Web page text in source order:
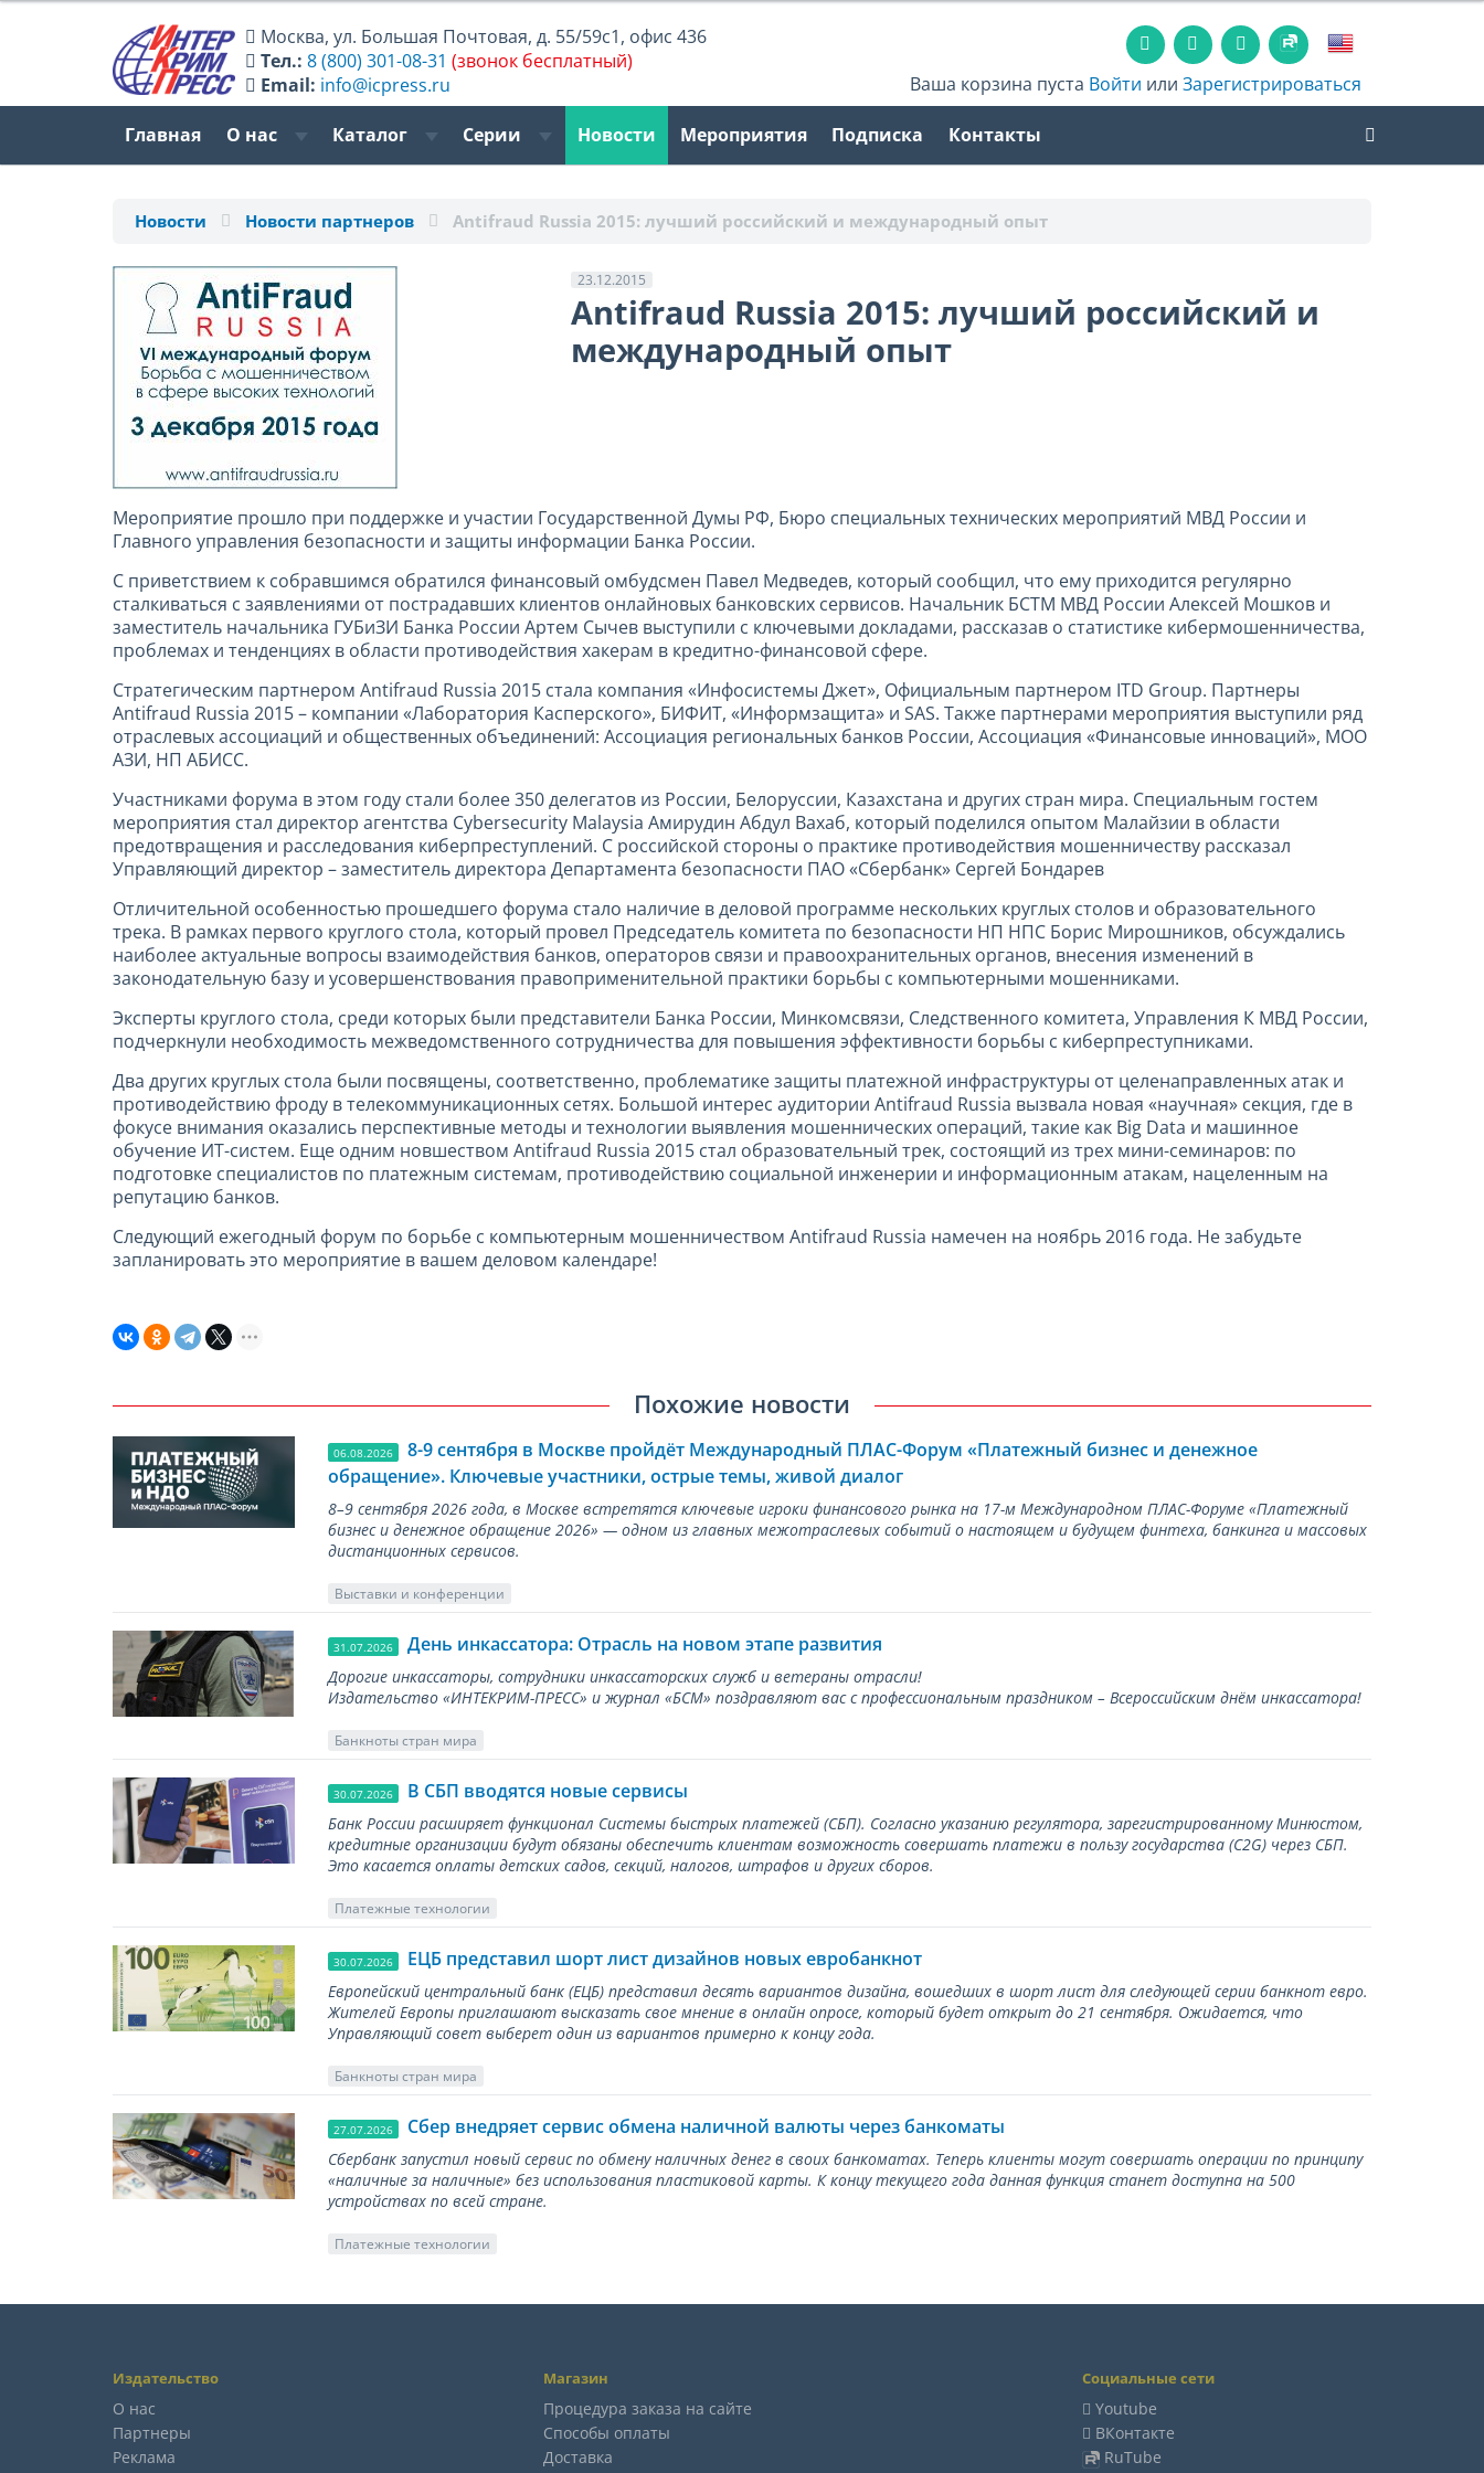
Москва,ул. Большая Почтовая, д. 55/59с1, офис 436
Тел.: 8 (800) 301-08-31 (звонок бесплатный)
Email: info@icpress.ru Ваша корзина пуста Войти илиЗарегистрироваться
Главная О нас Каталог Серии Новости Мероприятия Подписка Контакты
Новости Новости партнеров Antifraud Russia 2015: лучший российский и международный опыт
23.12.2015
Antifraud Russia 2015: лучший российский и
международный опыт
Мероприятие прошло при поддержке и участии Государственной Думы РФ, Бюро специальных технических мероприятий МВД России и
Главного управления безопасности и защиты информации Банка России.
С приветствием к собравшимся обратился финансовый омбудсмен Павел Медведев, который сообщил, что ему приходится регулярно
сталкиваться с заявлениями от пострадавших клиентов онлайновых банковских сервисов. Начальник БСТМ МВД России Алексей Мошков и
заместитель начальника ГУБиЗИ Банка России Артем Сычев выступили с ключевыми докладами, рассказав о статистике кибермошенничества,
проблемах и тенденциях в области противодействия хакерам в кредитно-финансовой сфере.
Стратегическим партнером Antifraud Russia 2015 стала компания «Инфосистемы Джет», Официальным партнером ITD Group. Партнеры
Antifraud Russia 2015 – компании «Лаборатория Касперского», БИФИТ, «Информзащита» и SAS. Также партнерами мероприятия выступили ряд
отраслевых ассоциаций и общественных объединений: Ассоциация региональных банков России, Ассоциация «Финансовые инноваций», МОО
АЗИ, НП АБИСС.
Участниками форума в этом году стали более 350 делегатов из России, Белоруссии, Казахстана и других стран мира. Специальным гостем
мероприятия стал директор агентства Cybersecurity Malaysia Амирудин Абдул Вахаб, который поделился опытом Малайзии в области
предотвращения и расследования киберпреступлений. С российской стороны о практике противодействия мошенничеству рассказал
Управляющий директор – заместитель директора Департамента безопасности ПАО «Сбербанк» Сергей Бондарев
Отличительной особенностью прошедшего форума стало наличие в деловой программе нескольких круглых столов и образовательного
трека. В рамках первого круглого стола, который провел Председатель комитета по безопасности НП НПС Борис Мирошников, обсуждались
наиболее актуальные вопросы взаимодействия банков, операторов связи и правоохранительных органов, внесения изменений в
законодательную базу и усовершенствования правоприменительной практики борьбы с компьютерными мошенниками.
Эксперты круглого стола, среди которых были представители Банка России, Минкомсвязи, Следственного комитета, Управления К МВД России,
подчеркнули необходимость межведомственного сотрудничества для повышения эффективности борьбы с киберпреступниками.
Два других круглых стола были посвящены, соответственно, проблематике защиты платежной инфраструктуры от целенаправленных атак и
противодействию фроду в телекоммуникационных сетях. Большой интерес аудитории Antifraud Russia вызвала новая «научная» секция, где в
фокусе внимания оказались перспективные методы и технологии выявления мошеннических операций, такие как Big Data и машинное
обучение ИТ-систем. Еще одним новшеством Antifraud Russia 2015 стал образовательный трек, состоящий из трех мини-семинаров: по
подготовке специалистов по платежным системам, противодействию социальной инженерии и информационным атакам, нацеленным на
репутацию банков.
Следующий ежегодный форум по борьбе с компьютерным мошенничеством Antifraud Russia намечен на ноябрь 2016 года. Не забудьте
запланировать это мероприятие в вашем деловом календаре!
Похожие новости
06.08.2026
8-9 сентября в Москве пройдёт Международный ПЛАС-Форум «Платежный бизнес и денежное
обращение». Ключевые участники, острые темы, живой диалог
8–9 сентября 2026 года, в Москве встретятся ключевые игроки финансового рынка на 17-м Международном ПЛАС-Форуме «Платежный
бизнес и денежное обращение 2026» — одном из главных межотраслевых событий о настоящем и будущем финтеха, банкинга и массовых
дистанционных сервисов.
Выставки и конференции
31.07.2026 День инкассатора: Отрасль на новом этапе развития
Дорогие инкассаторы, сотрудники инкассаторских служб и ветераны отрасли!
Издательство «ИНТЕКРИМ-ПРЕСС» и журнал «БСМ» поздравляют вас с профессиональным праздником – Всероссийским днём инкассатора!
Банкноты стран мира
30.07.2026 В СБП вводятся новые сервисы
Банк России расширяет функционал Системы быстрых платежей (СБП). Согласно указанию регулятора, зарегистрированному Минюстом,
кредитные организации будут обязаны обеспечить клиентам возможность совершать платежи в пользу государства (С2G) через СБП.
Это касается оплаты детских садов, секций, налогов, штрафов и других сборов.
Платежные технологии
30.07.2026 ЕЦБ представил шорт лист дизайнов новых евробанкнот
Европейский центральный банк (ЕЦБ) представил десять вариантов дизайна, вошедших в шорт лист для следующей серии банкнот евро.
Жителей Европы приглашают высказать свое мнение в онлайн опросе, который будет открыт до 21 сентября. Ожидается, что
Управляющий совет выберет один из вариантов примерно к концу года.
Банкноты стран мира
27.07.2026 Сбер внедряет сервис обмена наличной валюты через банкоматы
Сбербанк запустил новый сервис по обмену наличных денег в своих банкоматах. Теперь клиенты могут совершать операции по принципу
«наличные за наличные» без использования пластиковой карты. К концу текущего года данная функция станет доступна на 500
устройствах по всей стране.
Платежные технологии
Издательство
О нас
Партнеры
Реклама
Магазин
Процедура заказа на сайте
Способы оплаты
Доставка
Социальные сети
Youtube
ВКонтакте
RuTube